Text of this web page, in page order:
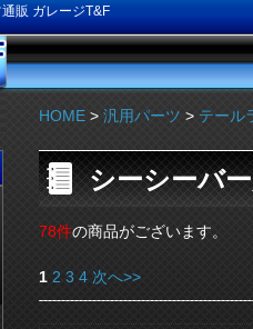
販 ガレージT&F
HOME > 汎用パーツ > テール
シーシーバ
78件の商品がございます。
1 2 3 4 次へ>>